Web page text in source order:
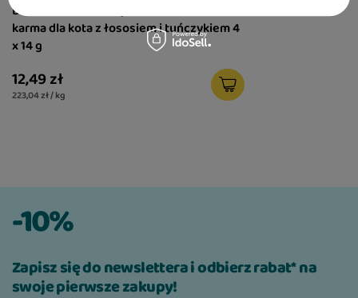
Chcesz podarować swojemu kotu pyszną
przekąskę, która zachwyci go bogatym smakiem
Duo Mousse Chicken & Duck to bezzbożowa
karma uzupełniająca w formie kremowego
Dwa oddzielne musy w jednej tubce
Wyjątkową cechą Creamy Duo Mousse są dwa
niewymieszane musy zamknięte w jednej tubce.
Brit Care Cat Creamy Duo Mousse mokra
karma dla kota z łososiem i tuńczykiem 4
x 14 g
12,49 zł
223,04 zł / kg
-10%
Zapisz się do newslettera i odbierz rabat* na
swoje pierwsze zakupy!